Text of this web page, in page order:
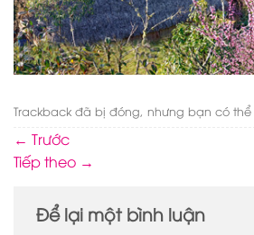
Trackback đã bị đóng, nhưng bạn có thể
← Trước
Tiếp theo →
Để lại một bình luận